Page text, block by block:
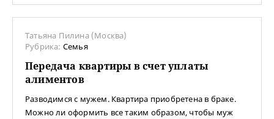
Татьяна Пилина (Москва)
Рубрика: Семья
Передача квартиры в счет уплаты
алиментов
Разводимся с мужем. Квартира приобретена в браке.
Можно ли оформить все таким образом, чтобы муж